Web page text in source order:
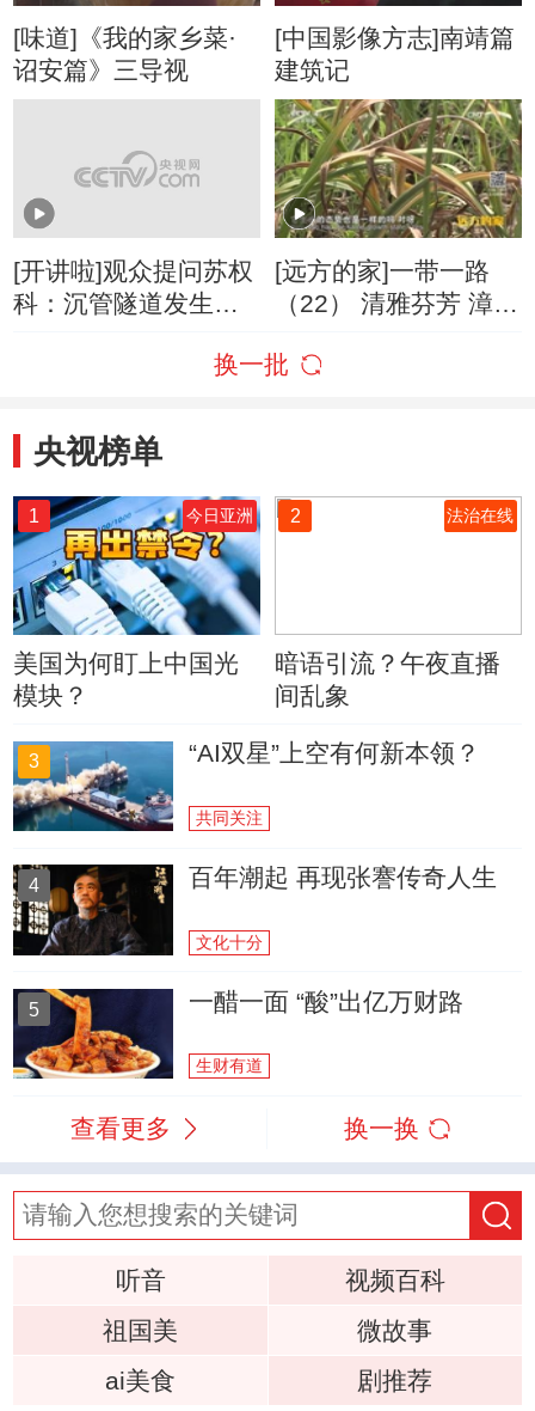
[味道]《我的家乡菜·
诏安篇》三导视
[中国影像方志]南靖篇
建筑记
[开讲啦]观众提问苏权
科：沉管隧道发生火
[远方的家]一带一路
（22） 清雅芬芳 漳州
换一批
央视榜单
1 今日亚洲
美国为何盯上中国光
模块？
2 法治在线
暗语引流？午夜直播
间乱象
3 “AI双星”上空有何新本领？
共同关注
4 百年潮起 再现张謇传奇人生
文化十分
5 一醋一面 “酸”出亿万财路
生财有道
查看更多 换一换
听音
视频百科
祖国美
微故事
ai美食
剧推荐